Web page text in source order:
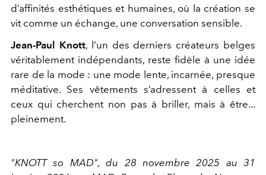
d’affinités esthétiques et humaines, où la création se
vit comme un échange, une conversation sensible.
Jean-Paul Knott, l’un des derniers créateurs belges
véritablement indépendants, reste fidèle à une idée
rare de la mode : une mode lente, incarnée, presque
méditative. Ses vêtements s’adressent à celles et
ceux qui cherchent non pas à briller, mais à être...
pleinement.
"KNOTT so MAD", du 28 novembre 2025 au 31